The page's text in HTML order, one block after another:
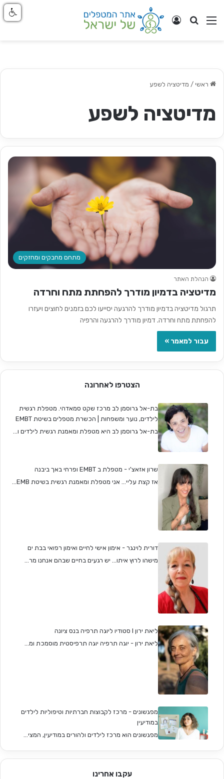
ניווט באתר
חפש התחבר
ראשי / מדיטציה לשפע
מדיטציה לשפע
מתחם מחבקים ומחזקים
הנהלת האתר
מדיטציה בדמיון מודרך להפחתת מתח וחרדה
תרגול מדיטציה בדמיון מודרך להרגעה יסייעו לכם בזמנים לחוצים ויעזרו
להפחתת מתח וחרדה. דמיון מודרך להרגעה והרפיה
עבור למאמר »
הצטרפו לאחרונה
בת-אל גרוסמן לב מרכז שקט סמאדהי. מטפלת רגשית
לילדים, נוער ומשפחות | הכשרת מטפלים בשיטת EMBT
בת-אל גרוסמן לב היא מטפלת ומאמנת רגשית לילדים ו...
שרון אזאצ'י - מטפלת ב EMBT ופרחי באך ביבנה
אז קצת עליי... אני מטפלת ומאמנת רגשית בשיטת EMB...
דורית לוינגר - אימון אישי לחיים ואימון רפואי בבת ים
מישהו לרוץ איתו... יש רגעים בחיים שבהם אנחנו מר...
ליאת ירון I סטודיו ליוגה תרפיה בנס ציונה
ליאת ירון - יוגה תרפיה יוגה תרפיסטית מוסמכת ומ...
מפגשונים - מרכז לקבוצות חברתיות וטיפוליות לילדים
במודיעין
מפגשונים הוא מרכז לילדים ולהורים במודיעין, המצי...
עקבו אחרינו